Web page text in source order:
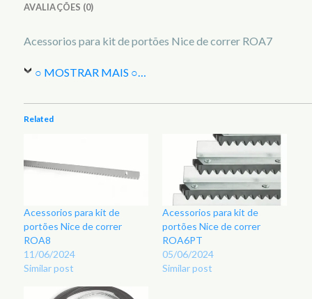
AVALIAÇÕES (0)
Acessorios para kit de portões Nice de correr ROA7
○ MOSTRAR MAIS ○…
Related
Acessorios para kit de
portões Nice de correr
ROA8
11/06/2024
Similar post
Acessorios para kit de
portões Nice de correr
ROA6PT
05/06/2024
Similar post